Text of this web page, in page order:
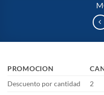
PROMOCION
Descuento por cantidad
2